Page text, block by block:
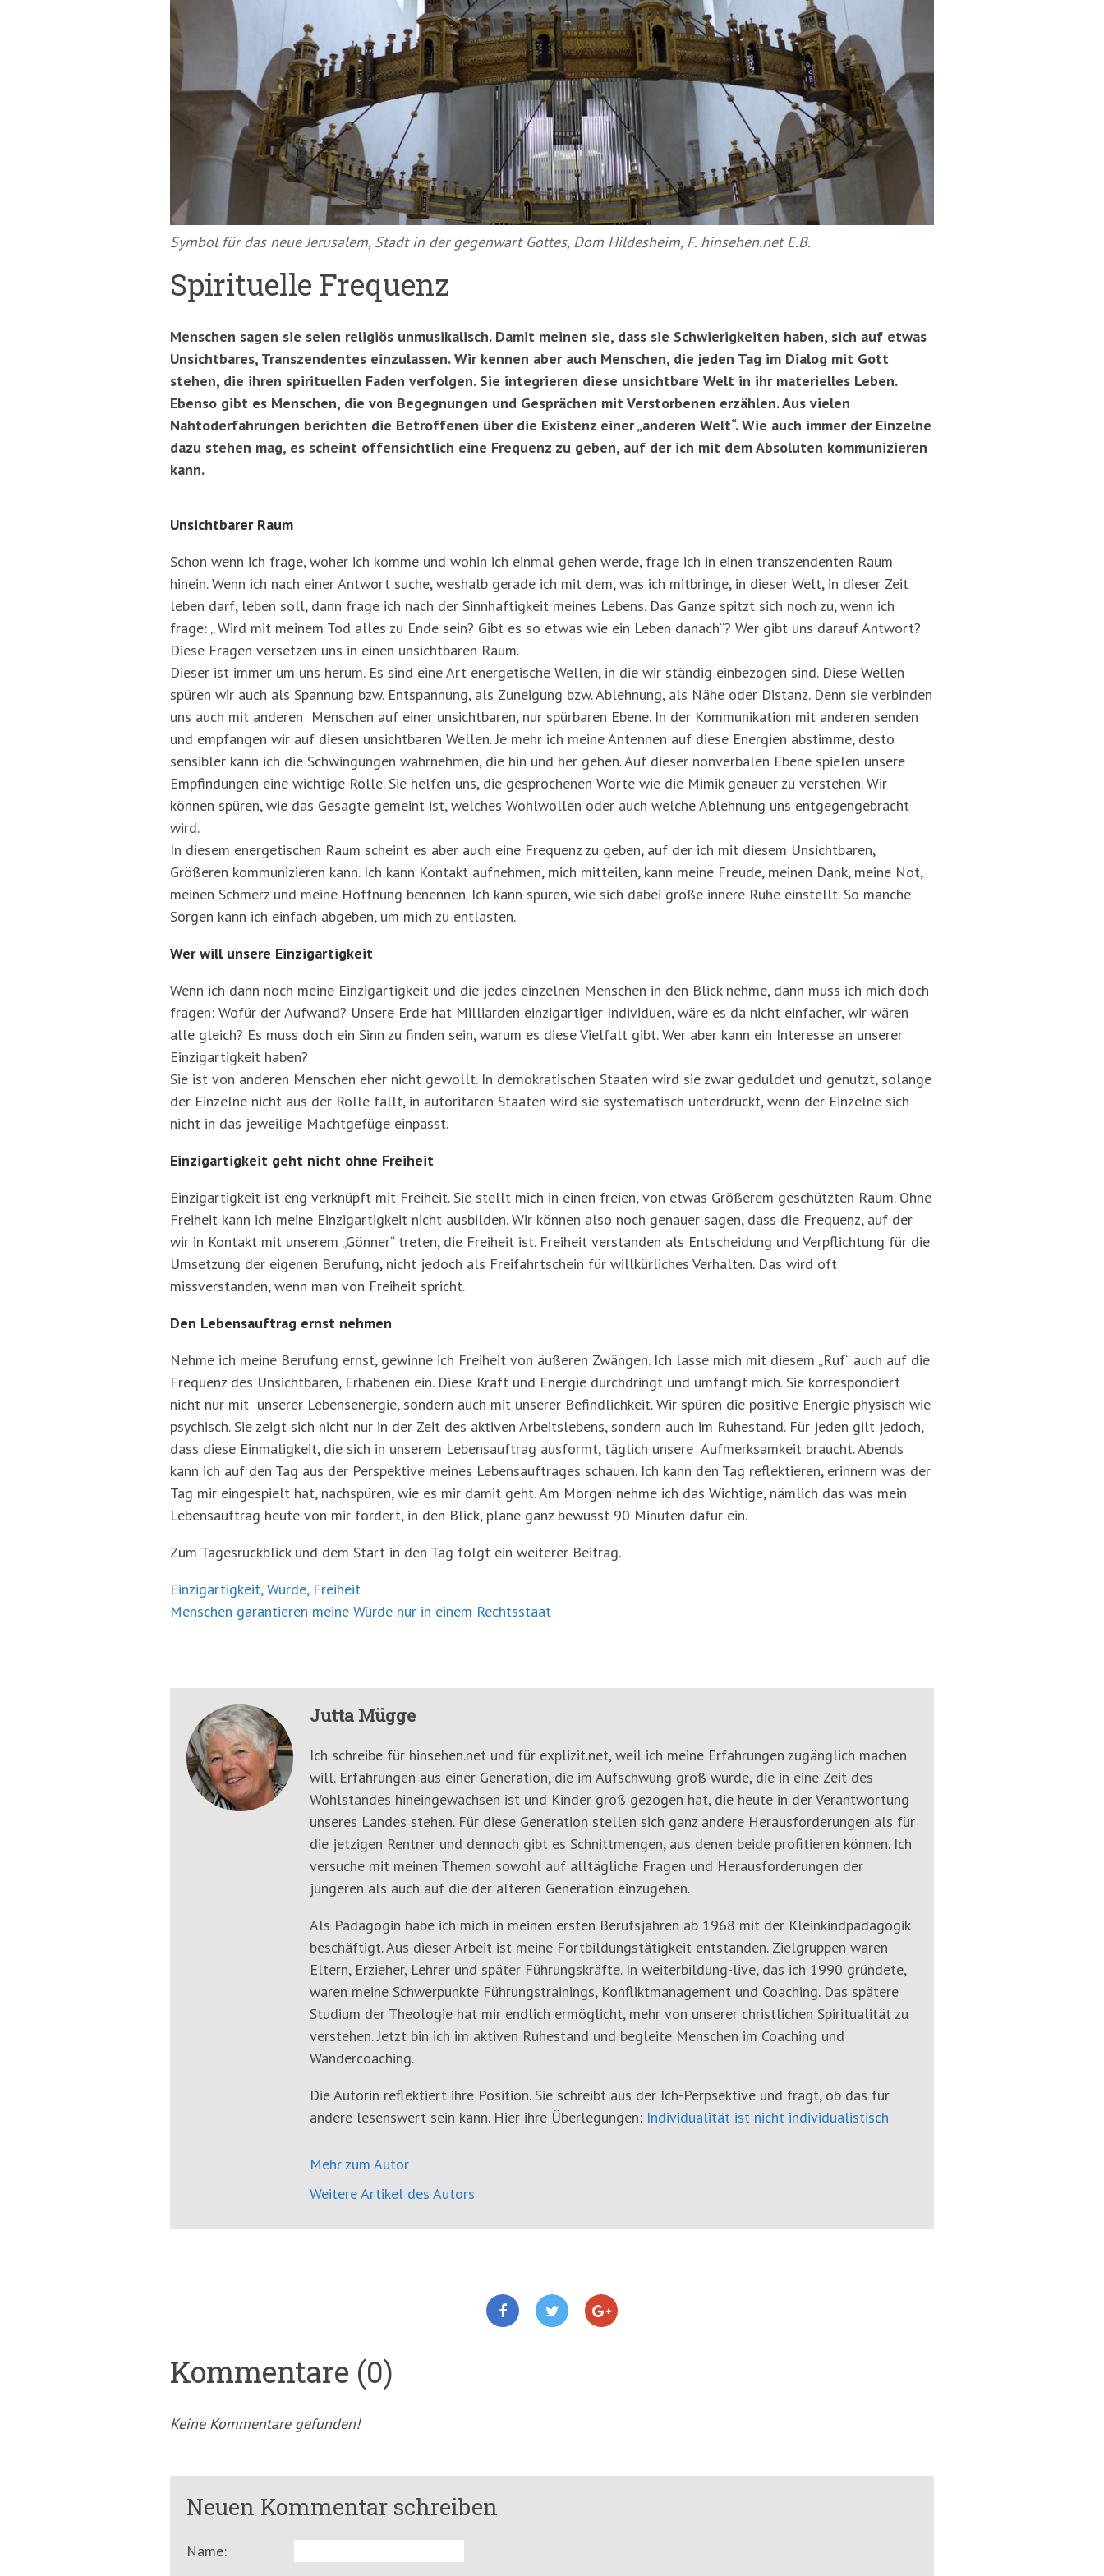
Symbol für das neue Jerusalem, Stadt in der gegenwart Gottes, Dom Hildesheim, F. hinsehen.net E.B.
Spirituelle Frequenz
Menschen sagen sie seien religiös unmusikalisch. Damit meinen sie, dass sie Schwierigkeiten haben, sich auf etwas
Unsichtbares, Transzendentes einzulassen. Wir kennen aber auch Menschen, die jeden Tag im Dialog mit Gott
stehen, die ihren spirituellen Faden verfolgen. Sie integrieren diese unsichtbare Welt in ihr materielles Leben.
Ebenso gibt es Menschen, die von Begegnungen und Gesprächen mit Verstorbenen erzählen. Aus vielen
Nahtoderfahrungen berichten die Betroffenen über die Existenz einer „anderen Welt“. Wie auch immer der Einzelne
dazu stehen mag, es scheint offensichtlich eine Frequenz zu geben, auf der ich mit dem Absoluten kommunizieren
kann.
Unsichtbarer Raum
Schon wenn ich frage, woher ich komme und wohin ich einmal gehen werde, frage ich in einen transzendenten Raum
hinein. Wenn ich nach einer Antwort suche, weshalb gerade ich mit dem, was ich mitbringe, in dieser Welt, in dieser Zeit
leben darf, leben soll, dann frage ich nach der Sinnhaftigkeit meines Lebens. Das Ganze spitzt sich noch zu, wenn ich
frage: „ Wird mit meinem Tod alles zu Ende sein? Gibt es so etwas wie ein Leben danach“? Wer gibt uns darauf Antwort?
Diese Fragen versetzen uns in einen unsichtbaren Raum.
Dieser ist immer um uns herum. Es sind eine Art energetische Wellen, in die wir ständig einbezogen sind. Diese Wellen
spüren wir auch als Spannung bzw. Entspannung, als Zuneigung bzw. Ablehnung, als Nähe oder Distanz. Denn sie verbinden
uns auch mit anderen Menschen auf einer unsichtbaren, nur spürbaren Ebene. In der Kommunikation mit anderen senden
und empfangen wir auf diesen unsichtbaren Wellen. Je mehr ich meine Antennen auf diese Energien abstimme, desto
sensibler kann ich die Schwingungen wahrnehmen, die hin und her gehen. Auf dieser nonverbalen Ebene spielen unsere
Empfindungen eine wichtige Rolle. Sie helfen uns, die gesprochenen Worte wie die Mimik genauer zu verstehen. Wir
können spüren, wie das Gesagte gemeint ist, welches Wohlwollen oder auch welche Ablehnung uns entgegengebracht
wird.
In diesem energetischen Raum scheint es aber auch eine Frequenz zu geben, auf der ich mit diesem Unsichtbaren,
Größeren kommunizieren kann. Ich kann Kontakt aufnehmen, mich mitteilen, kann meine Freude, meinen Dank, meine Not,
meinen Schmerz und meine Hoffnung benennen. Ich kann spüren, wie sich dabei große innere Ruhe einstellt. So manche
Sorgen kann ich einfach abgeben, um mich zu entlasten.
Wer will unsere Einzigartigkeit
Wenn ich dann noch meine Einzigartigkeit und die jedes einzelnen Menschen in den Blick nehme, dann muss ich mich doch
fragen: Wofür der Aufwand? Unsere Erde hat Milliarden einzigartiger Individuen, wäre es da nicht einfacher, wir wären
alle gleich? Es muss doch ein Sinn zu finden sein, warum es diese Vielfalt gibt. Wer aber kann ein Interesse an unserer
Einzigartigkeit haben?
Sie ist von anderen Menschen eher nicht gewollt. In demokratischen Staaten wird sie zwar geduldet und genutzt, solange
der Einzelne nicht aus der Rolle fällt, in autoritären Staaten wird sie systematisch unterdrückt, wenn der Einzelne sich
nicht in das jeweilige Machtgefüge einpasst.
Einzigartigkeit geht nicht ohne Freiheit
Einzigartigkeit ist eng verknüpft mit Freiheit. Sie stellt mich in einen freien, von etwas Größerem geschützten Raum. Ohne
Freiheit kann ich meine Einzigartigkeit nicht ausbilden. Wir können also noch genauer sagen, dass die Frequenz, auf der
wir in Kontakt mit unserem „Gönner“ treten, die Freiheit ist. Freiheit verstanden als Entscheidung und Verpflichtung für die
Umsetzung der eigenen Berufung, nicht jedoch als Freifahrtschein für willkürliches Verhalten. Das wird oft
missverstanden, wenn man von Freiheit spricht.
Den Lebensauftrag ernst nehmen
Nehme ich meine Berufung ernst, gewinne ich Freiheit von äußeren Zwängen. Ich lasse mich mit diesem „Ruf“ auch auf die
Frequenz des Unsichtbaren, Erhabenen ein. Diese Kraft und Energie durchdringt und umfängt mich. Sie korrespondiert
nicht nur mit unserer Lebensenergie, sondern auch mit unserer Befindlichkeit. Wir spüren die positive Energie physisch wie
psychisch. Sie zeigt sich nicht nur in der Zeit des aktiven Arbeitslebens, sondern auch im Ruhestand. Für jeden gilt jedoch,
dass diese Einmaligkeit, die sich in unserem Lebensauftrag ausformt, täglich unsere Aufmerksamkeit braucht. Abends
kann ich auf den Tag aus der Perspektive meines Lebensauftrages schauen. Ich kann den Tag reflektieren, erinnern was der
Tag mir eingespielt hat, nachspüren, wie es mir damit geht. Am Morgen nehme ich das Wichtige, nämlich das was mein
Lebensauftrag heute von mir fordert, in den Blick, plane ganz bewusst 90 Minuten dafür ein.
Zum Tagesrückblick und dem Start in den Tag folgt ein weiterer Beitrag.
Einzigartigkeit, Würde, Freiheit
Menschen garantieren meine Würde nur in einem Rechtsstaat
Jutta Mügge
Ich schreibe für hinsehen.net und für explizit.net, weil ich meine Erfahrungen zugänglich machen
will. Erfahrungen aus einer Generation, die im Aufschwung groß wurde, die in eine Zeit des
Wohlstandes hineingewachsen ist und Kinder groß gezogen hat, die heute in der Verantwortung
unseres Landes stehen. Für diese Generation stellen sich ganz andere Herausforderungen als für
die jetzigen Rentner und dennoch gibt es Schnittmengen, aus denen beide profitieren können. Ich
versuche mit meinen Themen sowohl auf alltägliche Fragen und Herausforderungen der
jüngeren als auch auf die der älteren Generation einzugehen.
Als Pädagogin habe ich mich in meinen ersten Berufsjahren ab 1968 mit der Kleinkindpädagogik
beschäftigt. Aus dieser Arbeit ist meine Fortbildungstätigkeit entstanden. Zielgruppen waren
Eltern, Erzieher, Lehrer und später Führungskräfte. In weiterbildung-live, das ich 1990 gründete,
waren meine Schwerpunkte Führungstrainings, Konfliktmanagement und Coaching. Das spätere
Studium der Theologie hat mir endlich ermöglicht, mehr von unserer christlichen Spiritualität zu
verstehen. Jetzt bin ich im aktiven Ruhestand und begleite Menschen im Coaching und
Wandercoaching.
Die Autorin reflektiert ihre Position. Sie schreibt aus der Ich-Perpsektive und fragt, ob das für
andere lesenswert sein kann. Hier ihre Überlegungen: Individualität ist nicht individualistisch
Mehr zum Autor
Weitere Artikel des Autors
Kommentare (0)
Keine Kommentare gefunden!
Neuen Kommentar schreiben
Name: